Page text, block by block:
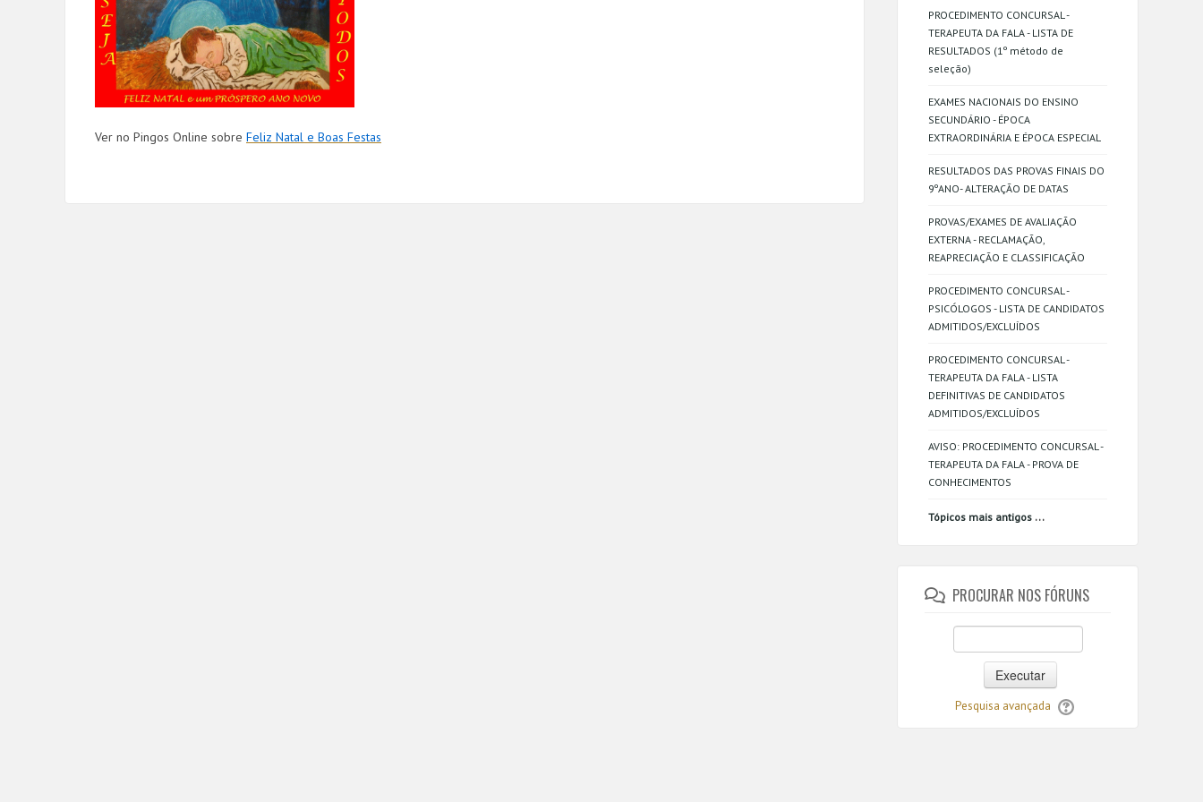
Ver no Pingos Online sobre Feliz Natal e Boas Festas
PROCEDIMENTO CONCURSAL -
TERAPEUTA DA FALA - LISTA DE
RESULTADOS (1º método de
seleção)
EXAMES NACIONAIS DO ENSINO
SECUNDÁRIO - ÉPOCA
EXTRAORDINÁRIA E ÉPOCA ESPECIAL
RESULTADOS DAS PROVAS FINAIS DO
9ºANO- ALTERAÇÃO DE DATAS
PROVAS/EXAMES DE AVALIAÇÃO
EXTERNA - RECLAMAÇÃO,
REAPRECIAÇÃO E CLASSIFICAÇÃO
PROCEDIMENTO CONCURSAL -
PSICÓLOGOS - LISTA DE CANDIDATOS
ADMITIDOS/EXCLUÍDOS
PROCEDIMENTO CONCURSAL -
TERAPEUTA DA FALA - LISTA
DEFINITIVAS DE CANDIDATOS
ADMITIDOS/EXCLUÍDOS
AVISO: PROCEDIMENTO CONCURSAL -
TERAPEUTA DA FALA - PROVA DE
CONHECIMENTOS
Tópicos mais antigos ...
PROCURAR NOS FÓRUNS
Executar
Pesquisa avançada